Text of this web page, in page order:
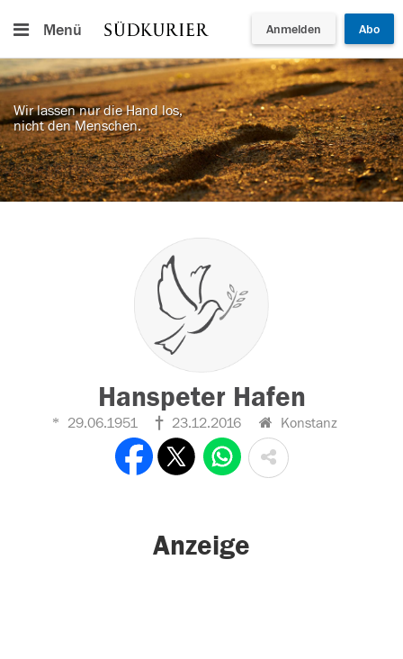
Menü Anmelden Abo
Wir lassen nur die Hand los,
nicht den Menschen.
Hanspeter Hafen
29.06.1951 23.12.2016 Konstanz
Anzeige